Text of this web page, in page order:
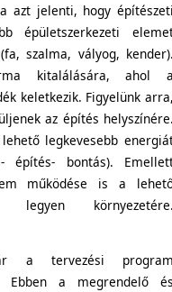
azt jelenti, hogy
épületszerkezeti
szalma, vályog,
kitalálására, ahol
keletkezik. Figyelünk
az építés
legkevesebb
építés- bontás).
működése is a
legyen
a tervezési
Ebben a megrendelő